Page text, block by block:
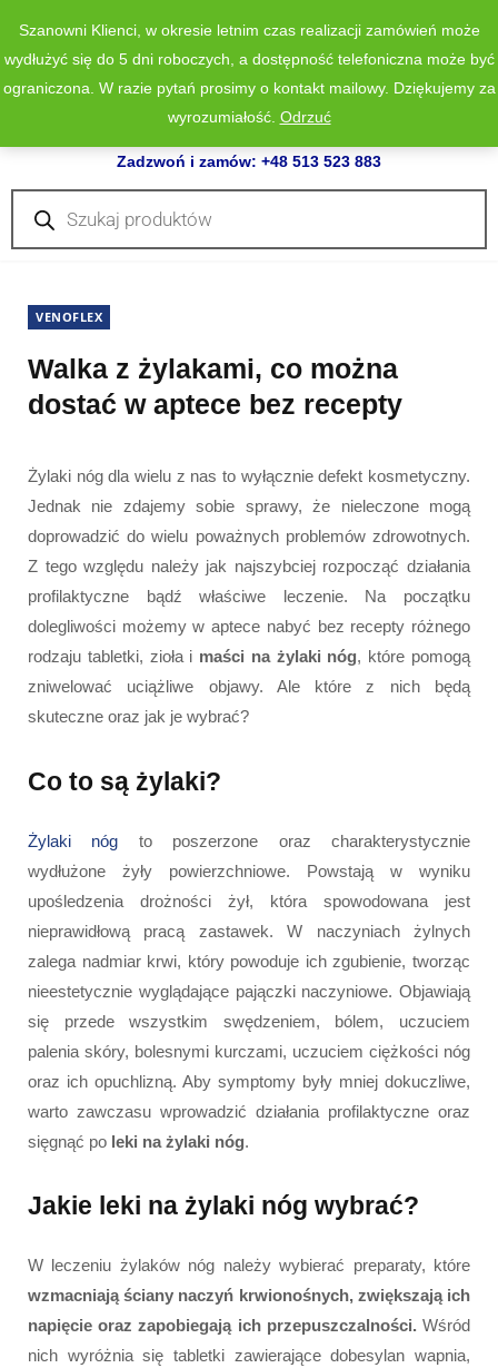
Zadzwoń i zamów: +48 513 523 883
Wyszukiwarka
produktów
VENOFLEX
Walka z żylakami, co można
dostać w aptece bez recepty
Żylaki nóg dla wielu z nas to wyłącznie defekt kosmetyczny.
Jednak nie zdajemy sobie sprawy, że nieleczone mogą
doprowadzić do wielu poważnych problemów zdrowotnych.
Z tego względu należy jak najszybciej rozpocząć działania
profilaktyczne bądź właściwe leczenie. Na początku
dolegliwości możemy w aptece nabyć bez recepty różnego
rodzaju tabletki, zioła i maści na żylaki nóg, które pomogą
zniwelować uciążliwe objawy. Ale które z nich będą
skuteczne oraz jak je wybrać?
Co to są żylaki?
Żylaki nóg to poszerzone oraz charakterystycznie
wydłużone żyły powierzchniowe. Powstają w wyniku
upośledzenia drożności żył, która spowodowana jest
nieprawidłową pracą zastawek. W naczyniach żylnych
zalega nadmiar krwi, który powoduje ich zgubienie, tworząc
nieestetycznie wyglądające pajączki naczyniowe. Objawiają
się przede wszystkim swędzeniem, bólem, uczuciem
palenia skóry, bolesnymi kurczami, uczuciem ciężkości nóg
oraz ich opuchlizną. Aby symptomy były mniej dokuczliwe,
warto zawczasu wprowadzić działania profilaktyczne oraz
sięgnąć po leki na żylaki nóg.
Jakie leki na żylaki nóg wybrać?
W leczeniu żylaków nóg należy wybierać preparaty, które
wzmacniają ściany naczyń krwionośnych, zwiększają ich
napięcie oraz zapobiegają ich przepuszczalności. Wśród
nich wyróżnia się tabletki zawierające dobesylan wapnia,
Szanowni Klienci, w okresie letnim czas realizacji zamówień może
wydłużyć się do 5 dni roboczych, a dostępność telefoniczna może być
ograniczona. W razie pytań prosimy o kontakt mailowy. Dziękujemy za
wyrozumiałość. Odrzuć